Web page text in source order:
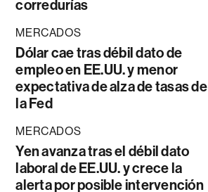
corredurías
MERCADOS
Dólar cae tras débil dato de
empleo en EE.UU. y menor
expectativa de alza de tasas de
la Fed
MERCADOS
Yen avanza tras el débil dato
laboral de EE.UU. y crece la
alerta por posible intervención